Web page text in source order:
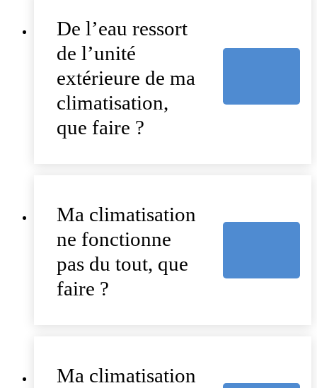
De l’eau ressort
de l’unité
extérieure de ma
climatisation,
que faire ?
Ma climatisation
ne fonctionne
pas du tout, que
faire ?
Ma climatisation